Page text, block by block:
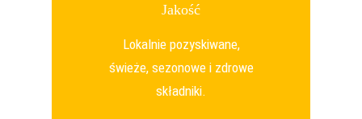
Jakość
Lokalnie pozyskiwane,
świeże, sezonowe i zdrowe
składniki.